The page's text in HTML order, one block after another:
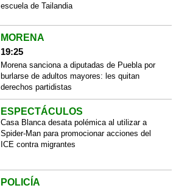
escuela de Tailandia
MORENA
19:25
Morena sanciona a diputadas de Puebla por
burlarse de adultos mayores: les quitan
derechos partidistas
ESPECTÁCULOS
Casa Blanca desata polémica al utilizar a
Spider-Man para promocionar acciones del
ICE contra migrantes
POLICÍA